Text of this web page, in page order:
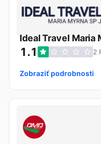
Ideal Travel Maria
1.1 2
Zobraziť podrobnosti